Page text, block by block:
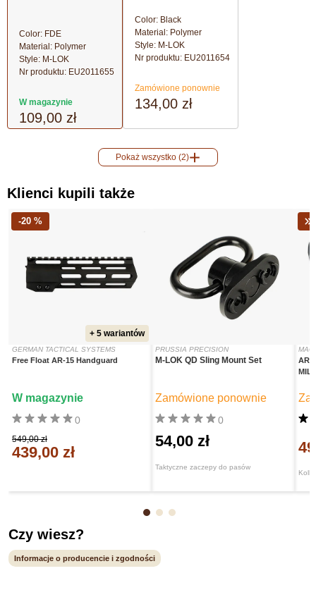
Color: FDE
Material: Polymer
Style: M-LOK
Nr produktu: EU2011655
W magazynie
109,00 zł
Color: Black
Material: Polymer
Style: M-LOK
Nr produktu: EU2011654
Zamówione ponownie
134,00 zł
Pokaż wszystko (2)
Klienci kupili także
-20 %
+ 5 wariantów
GERMAN TACTICAL SYSTEMS
Free Float AR-15 Handguard
0
W magazynie
549,00 zł
439,00 zł
PRUSSIA PRECISION
M-LOK QD Sling Mount Set
Taktyczne zaczepy do pasów
0
Zamówione ponownie
54,00 zł
AR-
MIL-
Kolby
Czy wiesz?
Informacje o producencie i zgodności